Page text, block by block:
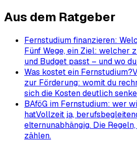
Aus dem Ratgeber
Fernstudium finanzieren:
Fünf Wege, ein Ziel: welcher
und Budget passt – und wo
Was kostet ein Fernstudium?
zur Förderung: womit du
sich die Kosten deutlich
BAföG im Fernstudium: wer
hatVollzeit ja,
elternunabhängig. Die
zählen.